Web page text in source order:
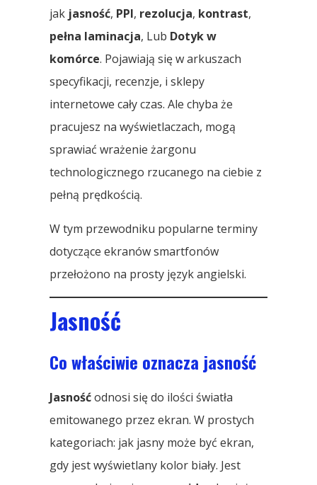
jak jasność, PPI, rezolucja, kontrast,
pełna laminacja, Lub Dotyk w
komórce. Pojawiają się w arkuszach
specyfikacji, recenzje, i sklepy
internetowe cały czas. Ale chyba że
pracujesz na wyświetlaczach, mogą
sprawiać wrażenie żargonu
technologicznego rzucanego na ciebie z
pełną prędkością.
W tym przewodniku popularne terminy
dotyczące ekranów smartfonów
przełożono na prosty język angielski.
Jasność
Co właściwie oznacza jasność
Jasnośćodnosi się do ilości światła
emitowanego przez ekran. W prostych
kategoriach: jak jasny może być ekran,
gdy jest wyświetlany kolor biały. Jest